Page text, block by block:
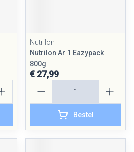
Nutrilon
Nutrilon Ar 1 Eazypack
800g
€ 27,99
Bestel